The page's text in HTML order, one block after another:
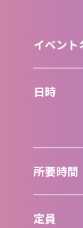
イベント
日時
所要時間
定員